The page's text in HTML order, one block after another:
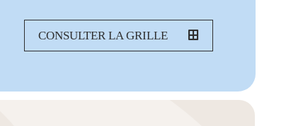
CONSULTER LA GRILLE